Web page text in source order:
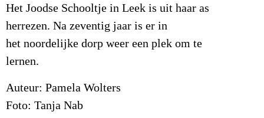
Het Joodse Schooltje in Leek is uit haar as
herrezen. Na zeventig jaar is er in
het noordelijke dorp weer een plek om te
lernen.
Auteur: Pamela Wolters
Foto: Tanja Nab